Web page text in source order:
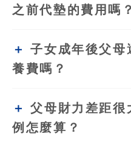
之前代墊的費用嗎？
子女成年後父母
養費嗎？
父母財力差距很
例怎麼算？